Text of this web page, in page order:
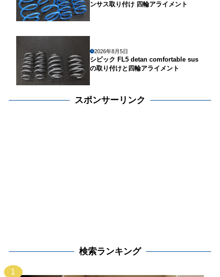
ンサス取り付け 四輪アライメント
2026年8月5日
シビック FL5 detan comfortable sus
の取り付けと四輪アライメント
スポンサーリンク
検索ランキング
1